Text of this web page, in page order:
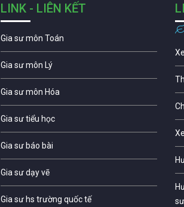
LINK - LIÊN KẾT
Gia sư môn Toán
Gia sư môn Lý
Gia sư môn Hóa
Gia sư tiểu học
Gia sư báo bài
Gia sư dạy vẽ
Gia sư hs trường quốc tế
sư